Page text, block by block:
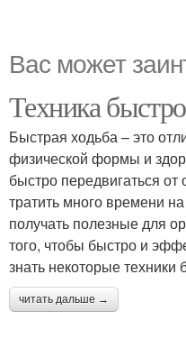
Вас может
Техника
Быстрая ходьба – это
физической формы и
быстро передвигаться от
тратить много времени
получать полезные для
того, чтобы быстро и
знать некоторые техники
читать дальше →